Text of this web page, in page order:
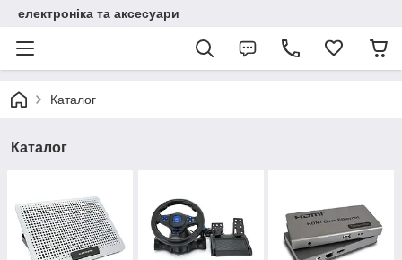
електроніка та аксесуари
Каталог
Каталог